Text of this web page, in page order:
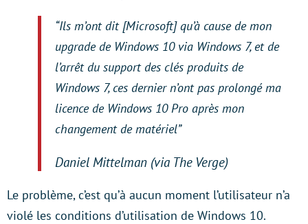
“Ils m’ont dit [Microsoft] qu’à cause de mon
upgrade de Windows 10 via Windows 7, et de
l’arrêt du support des clés produits de
Windows 7, ces dernier n’ont pas prolongé ma
licence de Windows 10 Pro après mon
changement de matériel”
Daniel Mittelman (via The Verge)
Le problème, c’est qu’à aucun moment l’utilisateur n’a
violé les conditions d’utilisation de Windows 10.